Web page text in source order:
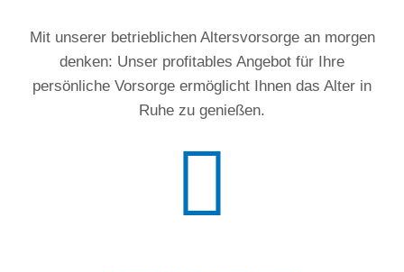
Mit unserer betrieblichen Altersvorsorge an morgen
denken: Unser profitables Angebot für Ihre
persönliche Vorsorge ermöglicht Ihnen das Alter in
Ruhe zu genießen.